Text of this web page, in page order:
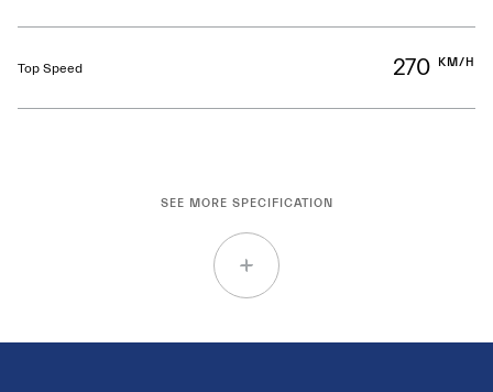
Top Speed 270 KM/H
SEE MORE SPECIFICATION